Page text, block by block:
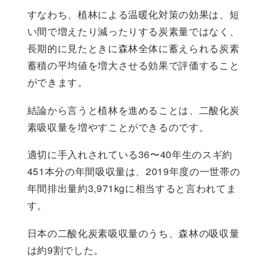
すなわち、植林による温暖化対策の効果は、短
い間で増えたり減ったりする炭素量ではなく、
長期的に見たときに森林全体に蓄えられる炭素
蓄積の平均値を増大させる効果で評価すること
ができます。
結論から言うと植林を進めることは、二酸化炭
素吸収量を増やすことができるのです。
適切に手入れされている36〜40年生のスギ約
451本分の年間吸収量は、2019年度の一世帯の
年間排出量約3,971kgに相当すると言われてま
す。
日本の二酸化炭素吸収量のうち、森林の吸収量
は約9割でした。